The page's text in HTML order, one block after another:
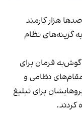
هزار کارمند
گزینه‌های نظام
گوش‌به فرمان برای
نظامی و
برای تبلیغ
کردند.